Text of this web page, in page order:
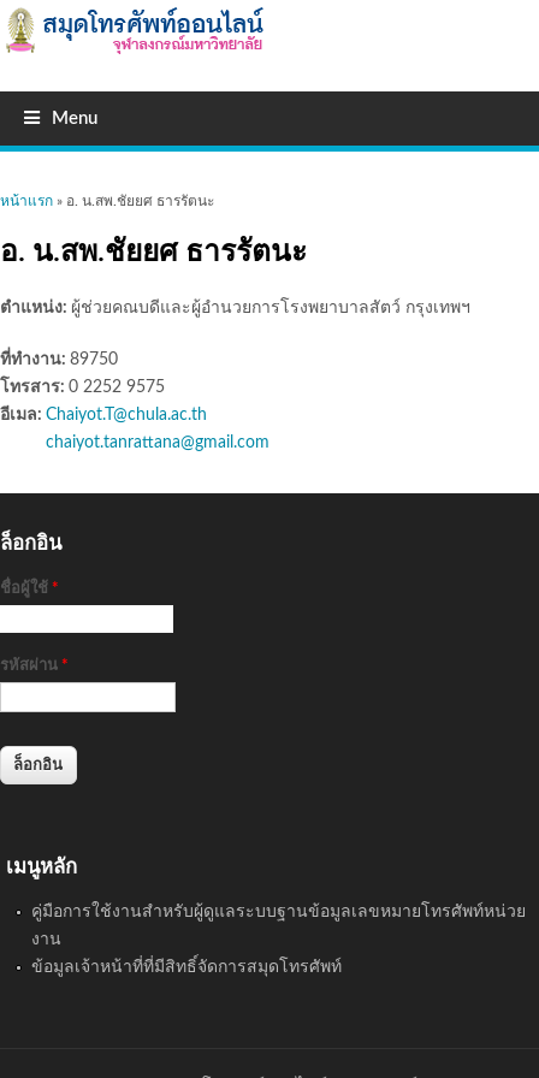
Menu
คุณอยู่ที่นี่
หน้าแรก » อ. น.สพ.ชัยยศ ธารรัตนะ
อ. น.สพ.ชัยยศ ธารรัตนะ
ตำแหน่ง: ผู้ช่วยคณบดีและผู้อำนวยการโรงพยาบาลสัตว์ กรุงเทพฯ
ที่ทำงาน: 89750
โทรสาร: 0 2252 9575
อีเมล: Chaiyot.T@chula.ac.th
chaiyot.tanrattana@gmail.com
ล็อกอิน
ชื่อผู้ใช้ *
รหัสผ่าน *
เมนูหลัก
คู่มือการใช้งานสำหรับผู้ดูแลระบบฐานข้อมูลเลขหมายโทรศัพท์หน่วย
งาน
ข้อมูลเจ้าหน้าที่ที่มีสิทธิ์จัดการสมุดโทรศัพท์